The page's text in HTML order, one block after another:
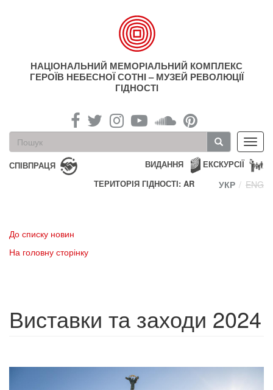
НАЦІОНАЛЬНИЙ МЕМОРІАЛЬНИЙ КОМПЛЕКС
ГЕРОЇВ НЕБЕСНОЇ СОТНІ – МУЗЕЙ РЕВОЛЮЦІЇ
ГІДНОСТІ
Пошукова
форма
Пошук
СПІВПРАЦЯ ЕКСКУРСІЇ
ВИДАННЯ
ТЕРИТОРІЯ ГІДНОСТІ: AR
УКР ENG
До списку новин
На головну сторінку
Виставки та заходи 2024